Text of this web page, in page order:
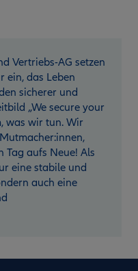
Vertriebs-AG setzen
ein, das Leben
sicherer und
„We secure your
was wir tun. Wir
Tag aufs Neue! Als
eine stabile und
auch eine